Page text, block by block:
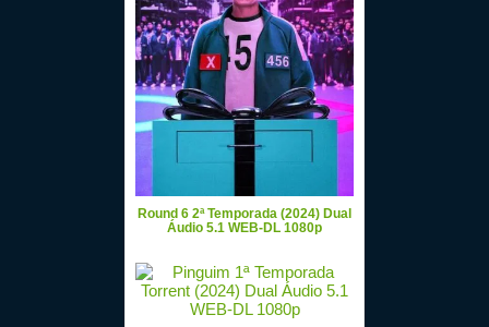
Round 6 2ª Temporada (2024) Dual
Áudio 5.1 WEB-DL 1080p